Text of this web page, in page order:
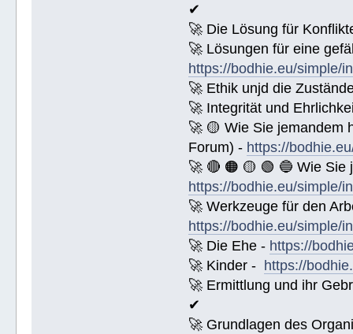
✔
🚀 Die Lösung für
🚀 Lösungen für eine
https://bodhie.eu/simple/
🚀 Ethik unjd die
🚀 Integrität und
🚀 🟡 Wie Sie jemandem
Forum) - https://
🚀 🔴 🟠 🟡 🟢 🔵 Wie Sie
https://bodhie.eu/simple/
🚀 Werkzeuge für den
https://bodhie.eu/simple/
🚀 Die Ehe - https://
🚀 Kinder - https://
🚀 Ermittlung und ihr
✔
🚀 Grundlagen des